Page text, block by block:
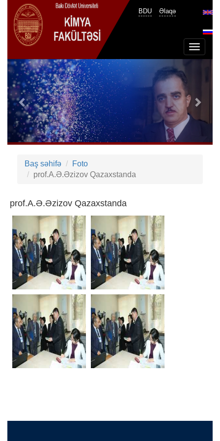
Əlaqə
BDU
Toggle
Previous
Baş səhifə
Foto
prof.A.Ə.Əzizov Qazaxstanda
prof.A.Ə.Əzizov Qazaxstanda